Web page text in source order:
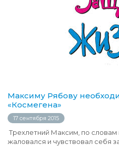
Максиму Рябову
«Космегена»
17 сентября 2015
Трехлетний Максим, по словам
жаловался и чувствовал себя